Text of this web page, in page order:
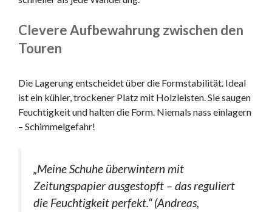
Clevere Aufbewahrung zwischen den
Touren
Die Lagerung entscheidet über die Formstabilität. Ideal
ist ein kühler, trockener Platz mit Holzleisten. Sie saugen
Feuchtigkeit und halten die Form. Niemals nass einlagern
– Schimmelgefahr!
„Meine Schuhe überwintern mit
Zeitungspapier ausgestopft – das reguliert
die Feuchtigkeit perfekt.“ (Andreas,